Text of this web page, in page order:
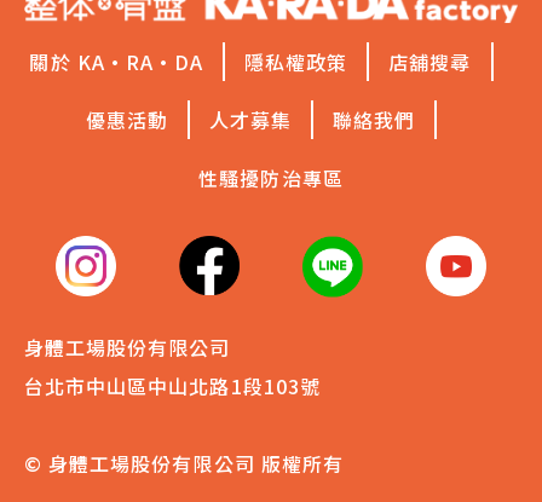
關於 KA·RA·DA 隱私權政策
店舖搜尋
優惠活動
人才募集
聯絡我們
性騷擾防治專區
身體工場股份有限公司
台北市中山區中山北路1段103號
© 身體工場股份有限公司 版權所有